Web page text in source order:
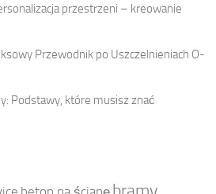
przestrzeni – kreowanie
Przewodnik po Uszczelnieniach O-
Podstawy, które musisz znać